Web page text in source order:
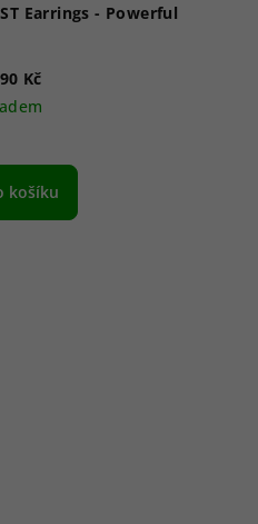
Earrings - Powerful
Kč
košíku